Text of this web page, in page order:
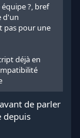
?, bref
d'un
pas pour une
déjà en
de parler
depuis